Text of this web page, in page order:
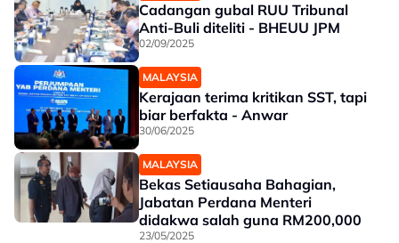
Cadangan gubal RUU Tribunal
Anti-Buli diteliti - BHEUU JPM
02/09/2025
MALAYSIA
Kerajaan terima kritikan SST, tapi
biar berfakta - Anwar
30/06/2025
MALAYSIA
Bekas Setiausaha Bahagian,
Jabatan Perdana Menteri
didakwa salah guna RM200,000
23/05/2025